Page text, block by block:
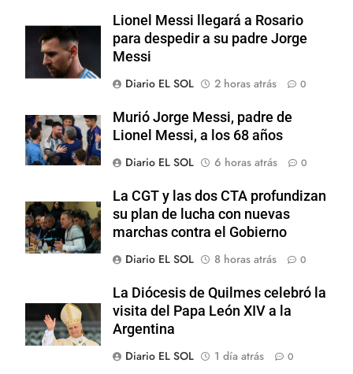
Lionel Messi llegará a Rosario
para despedir a su padre Jorge
Messi
Diario EL SOL
2 horas atrás 0
Murió Jorge Messi, padre de
Lionel Messi, a los 68 años
Diario EL SOL
6 horas atrás 0
La CGT y las dos CTA profundizan
su plan de lucha con nuevas
marchas contra el Gobierno
Diario EL SOL
8 horas atrás 0
La Diócesis de Quilmes celebró la
visita del Papa León XIV a la
Argentina
Diario EL SOL
1 día atrás 0